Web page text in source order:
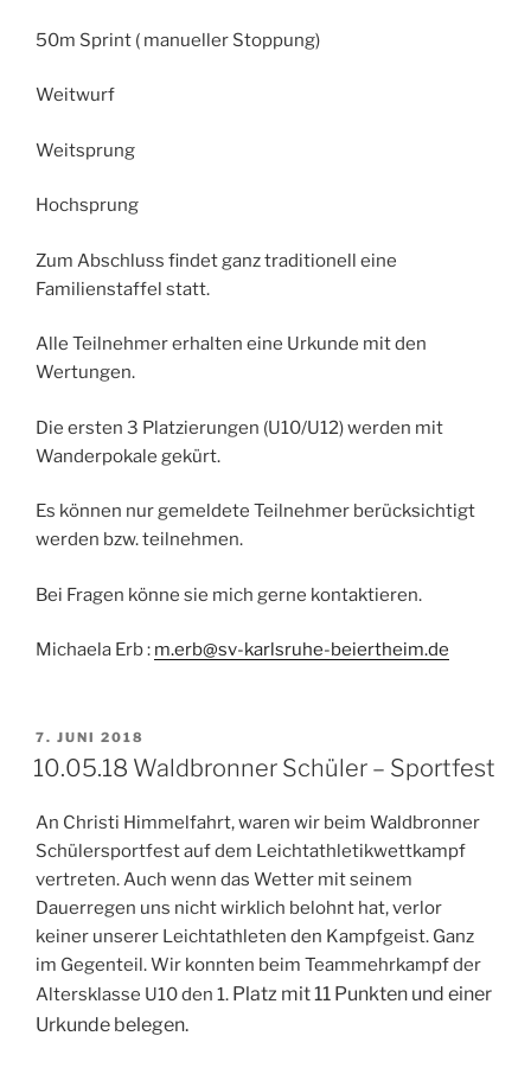
50m Sprint ( manueller Stoppung)
Weitwurf
Weitsprung
Hochsprung
Zum Abschluss findet ganz traditionell eine
Familienstaffel statt.
Alle Teilnehmer erhalten eine Urkunde mit den
Wertungen.
Die ersten 3 Platzierungen (U10/U12) werden mit
Wanderpokale gekürt.
Es können nur gemeldete Teilnehmer berücksichtigt
werden bzw. teilnehmen.
Bei Fragen könne sie mich gerne kontaktieren.
Michaela Erb : m.erb@sv-karlsruhe-beiertheim.de
VERÖFFENTLICHT
AM
7. JUNI 2018
10.05.18 Waldbronner Schüler – Sportfest
An Christi Himmelfahrt, waren wir beim Waldbronner
Schülersportfest auf dem Leichtathletikwettkampf
vertreten. Auch wenn das Wetter mit seinem
Dauerregen uns nicht wirklich belohnt hat, verlor
keiner unserer Leichtathleten den Kampfgeist. Ganz
im Gegenteil. Wir konnten beim Teammehrkampf der
Altersklasse U10 den 1. Platz mit 11 Punkten und einer
Urkunde belegen.